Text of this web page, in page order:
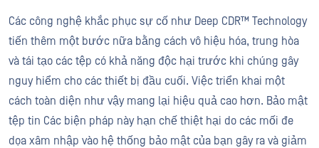
Các công nghệ khắc phục sự cố như Deep CDR™ Technology
tiến thêm một bước nữa bằng cách vô hiệu hóa, trung hòa
và tái tạo các tệp có khả năng độc hại trước khi chúng gây
nguy hiểm cho các thiết bị đầu cuối. Việc triển khai một
cách toàn diện như vậy mang lại hiệu quả cao hơn. Bảo mật
tệp tin Các biện pháp này hạn chế thiệt hại do các mối đe
dọa xâm nhập vào hệ thống bảo mật của bạn gây ra và giảm